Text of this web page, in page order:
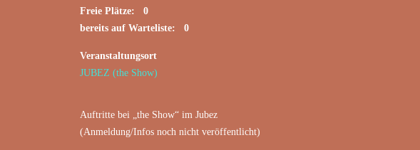
Freie Plätze: 0
bereits auf Warteliste: 0
Veranstaltungsort
JUBEZ (the Show)
Auftritte bei „the Show“ im Jubez
(Anmeldung/Infos noch nicht veröffentlicht)